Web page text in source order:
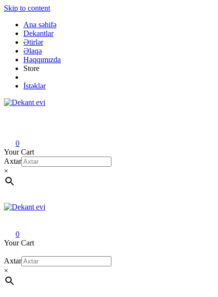
Skip to content
Ana səhifə
Dekantlar
Ətirlər
Əlaqə
Haqqımızda
Store
İstəklər
0
Your Cart
Axtar
×
0
Your Cart
Axtar
×